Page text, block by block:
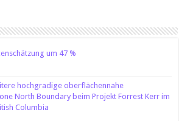
um 47 %
hochgradige oberflächennahe
North Boundary beim Projekt Forrest Kerr im
Columbia